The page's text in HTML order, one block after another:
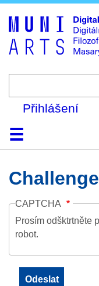
Přihlášení
DomůKolekce
Prohlížení
O
Challenge
CAPTCHA
Prosím odšktrtněte
robot.